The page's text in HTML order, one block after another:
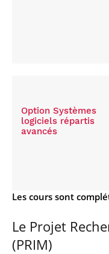
Option Systèmes
logiciels répartis
avancés
Les cours sont
Le Projet
(PRIM)